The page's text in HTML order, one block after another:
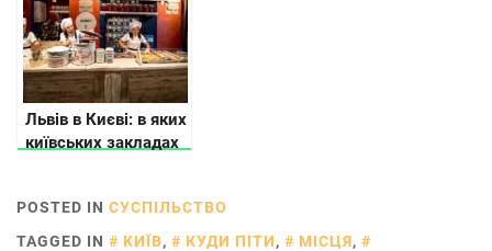
Львів в Києві: в яких
київських закладах
POSTED IN СУСПІЛЬСТВО
TAGGED IN
КИЇВ, КУДИ ПІТИ, МІСЦЯ,